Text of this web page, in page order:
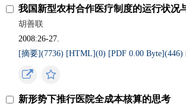
我国新型农村合作医疗制度的运行状况
胡善联
2008:26-27.
[摘要](7736) [HTML](0) [PDF 0.00 Byte](446)
新形势下推行医院全成本核算的思考